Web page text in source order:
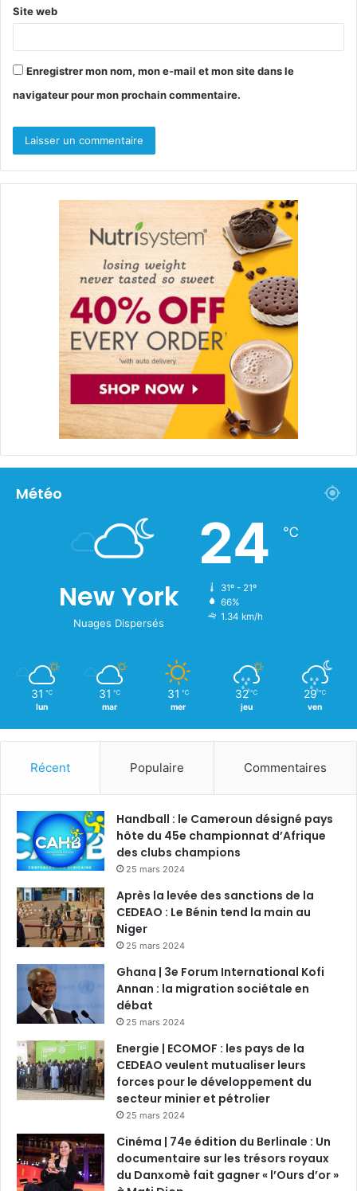
Site web
Enregistrer mon nom, mon e-mail et mon site dans le
navigateur pour mon prochain commentaire.
Météo
New York
Nuages Dispersés
24 ℃
31º - 21º
66%
1.34 km/h
31 ℃
lun
31 ℃
mar
31 ℃
mer
32 ℃
jeu
29 ℃
ven
Récent Populaire Commentaires
Handball : le Cameroun désigné pays
hôte du 45e championnat d’Afrique
des clubs champions
25 mars 2024
Après la levée des sanctions de la
CEDEAO : Le Bénin tend la main au
Niger
25 mars 2024
Ghana | 3e Forum International Kofi
Annan : la migration sociétale en
débat
25 mars 2024
Energie | ECOMOF : les pays de la
CEDEAO veulent mutualiser leurs
forces pour le développement du
secteur minier et pétrolier
25 mars 2024
Cinéma | 74e édition du Berlinale : Un
documentaire sur les trésors royaux
du Danxomè fait gagner « l’Ours d’or »